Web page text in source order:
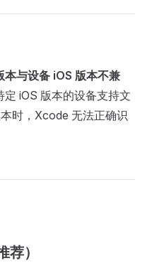
与设备 iOS 版本不兼
iOS 版本的设备支持文
时，Xcode 无法正确识
）